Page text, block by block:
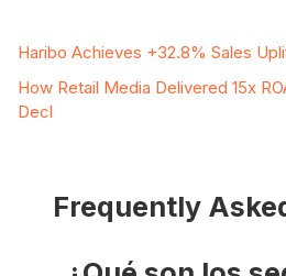
Haribo Achieves +32.8% Sales
How Retail Media Delivered 15x
Decl
Frequently